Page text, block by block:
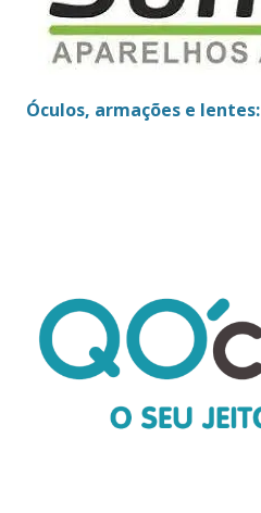
Óculos, armações e lentes: